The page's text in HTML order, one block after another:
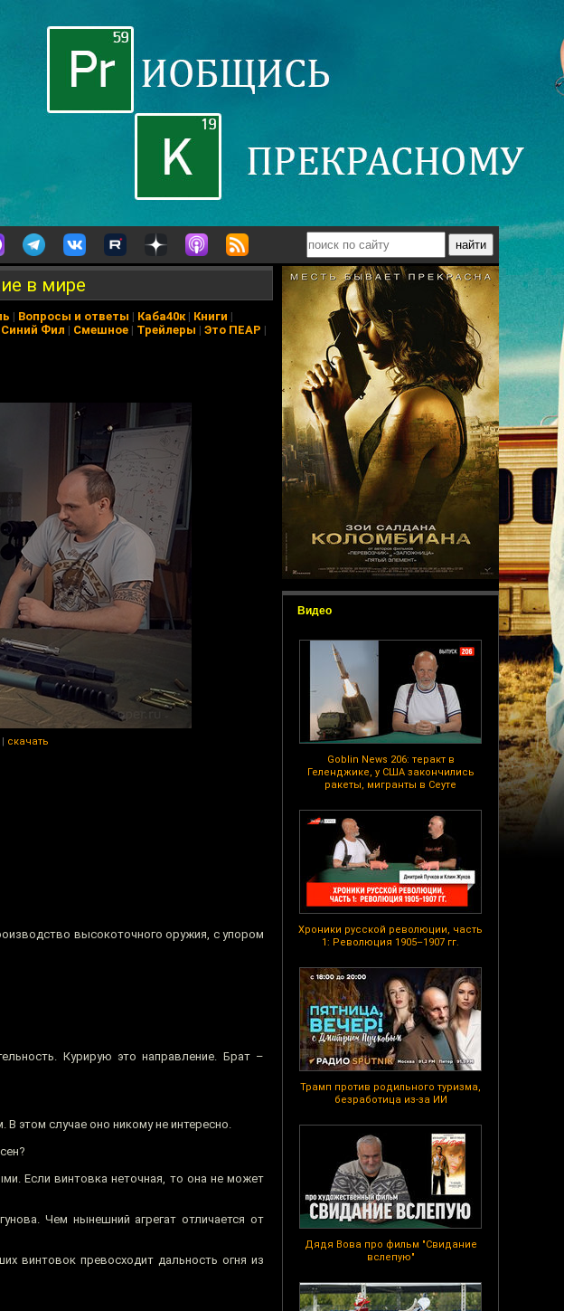
Видео
Goblin News 206: теракт в
Геленджике, у США закончились
ракеты, мигранты в Сеуте
Хроники русской революции, часть
1: Революция 1905–1907 гг.
Трамп против родильного туризма,
безработица из-за ИИ
Дядя Вова про фильм "Свидание
вслепую"
в мире
| Вопросы и ответы | Каба40к| Книги |
Синий Фил | Смешное| Трейлеры | Это ПЕАР |
| скачать
высокоточного оружия, с упором
Курирую это направление. Брат –
этом случае оно никому не интересно.
Если винтовка неточная, то она не может
Чем нынешний агрегат отличается от
винтовок превосходит дальность огня из